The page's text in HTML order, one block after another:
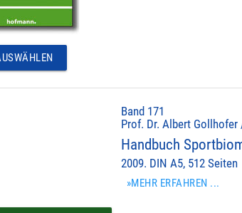
Band 171
Prof. Dr. Albert
Handbuch
2009. DIN A5, 512 Seiten
»MEHR ERFAHREN ...